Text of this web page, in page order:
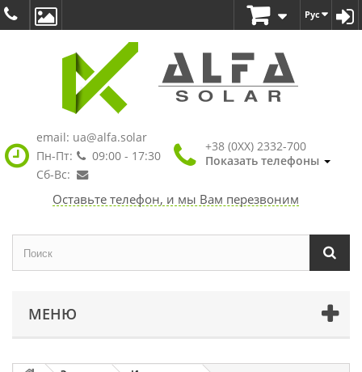
Рус
email: ua@alfa.solar
Пн-Пт:
09:00 - 17:30
Сб-Вс:
+38 (0XX) 2332-700
Показать телефоны
Оставьте телефон, и мы Вам перезвоним
МЕНЮ